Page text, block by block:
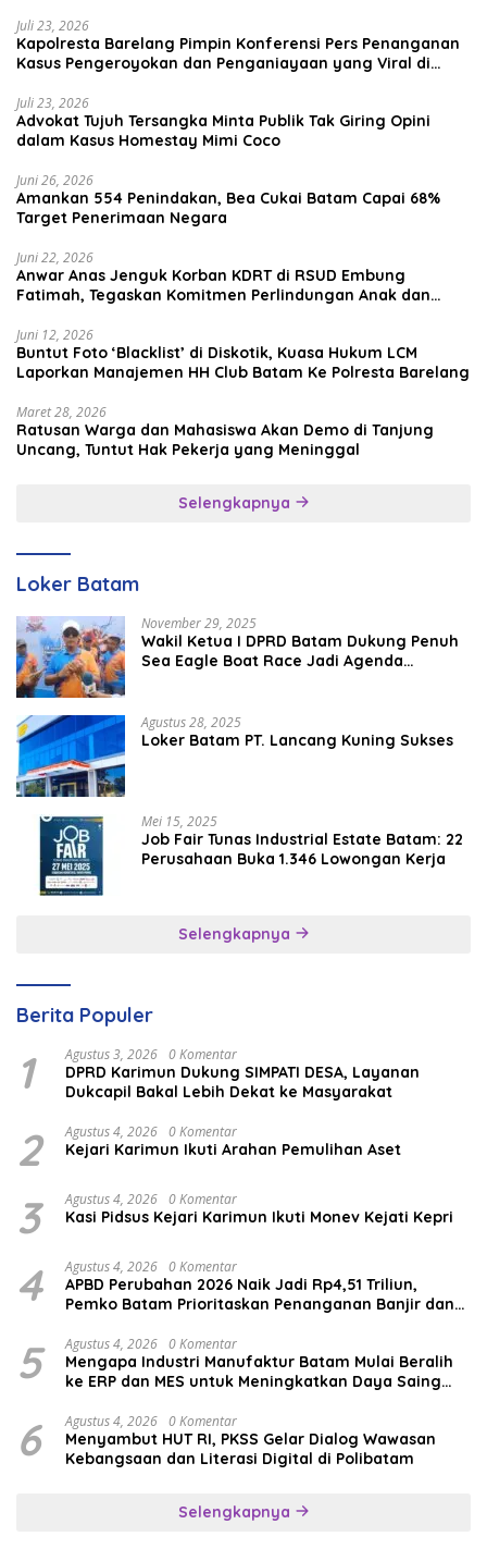
Juli 23, 2026
Kapolresta Barelang Pimpin Konferensi Pers Penanganan
Kasus Pengeroyokan dan Penganiayaan yang Viral di
Juli 23, 2026
Advokat Tujuh Tersangka Minta Publik Tak Giring Opini
dalam Kasus Homestay Mimi Coco
Juni 26, 2026
Amankan 554 Penindakan, Bea Cukai Batam Capai 68%
Target Penerimaan Negara
Juni 22, 2026
Anwar Anas Jenguk Korban KDRT di RSUD Embung
Fatimah, Tegaskan Komitmen Perlindungan Anak dan
Juni 12, 2026
Buntut Foto ‘Blacklist’ di Diskotik, Kuasa Hukum LCM
Laporkan Manajemen HH Club Batam Ke Polresta Barelang
Maret 28, 2026
Ratusan Warga dan Mahasiswa Akan Demo di Tanjung
Uncang, Tuntut Hak Pekerja yang Meninggal
Selengkapnya
Loker Batam
November 29, 2025
Wakil Ketua I DPRD Batam Dukung Penuh
Sea Eagle Boat Race Jadi Agenda
Agustus 28, 2025
Loker Batam PT. Lancang Kuning Sukses
Mei 15, 2025
Job Fair Tunas Industrial Estate Batam: 22
Perusahaan Buka 1.346 Lowongan Kerja
Selengkapnya
Berita Populer
1 Agustus 3, 2026 0 Komentar
DPRD Karimun Dukung SIMPATI DESA, Layanan
Dukcapil Bakal Lebih Dekat ke Masyarakat
2 Agustus 4, 2026 0 Komentar
Kejari Karimun Ikuti Arahan Pemulihan Aset
3 Agustus 4, 2026 0 Komentar
Kasi Pidsus Kejari Karimun Ikuti Monev Kejati Kepri
4 Agustus 4, 2026 0 Komentar
APBD Perubahan 2026 Naik Jadi Rp4,51 Triliun,
Pemko Batam Prioritaskan Penanganan Banjir dan
5 Agustus 4, 2026 0 Komentar
Mengapa Industri Manufaktur Batam Mulai Beralih
ke ERP dan MES untuk Meningkatkan Daya Saing
6 Agustus 4, 2026 0 Komentar
Menyambut HUT RI, PKSS Gelar Dialog Wawasan
Kebangsaan dan Literasi Digital di Polibatam
Selengkapnya